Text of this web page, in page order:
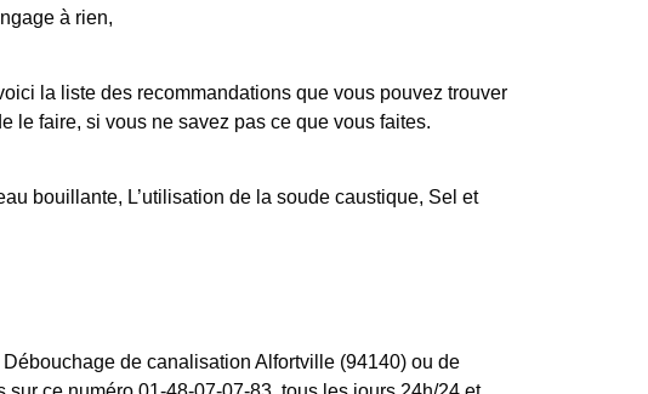
à rien,
la liste des recommandations que vous pouvez trouver
le faire, si vous ne savez pas ce que vous faites.
bouillante, L’utilisation de la soude caustique, Sel et
de canalisation Alfortville (94140) ou de